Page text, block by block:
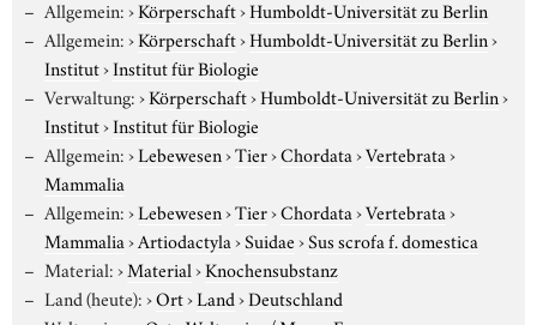
Allgemein:›Körperschaft›Humboldt-Universität zu Berlin
Allgemein:›Körperschaft›Humboldt-Universität zu Berlin›
Institut›Institut für Biologie
Verwaltung:›Körperschaft›Humboldt-Universität zu Berlin›
Institut›Institut für Biologie
Allgemein:›Lebewesen›Tier›Chordata›Vertebrata›
Mammalia
Allgemein:›Lebewesen›Tier›Chordata›Vertebrata›
Mammalia›Artiodactyla›Suidae›Sus scrofa f. domestica
Material:›Material›Knochensubstanz
Land (heute):›Ort›Land›Deutschland